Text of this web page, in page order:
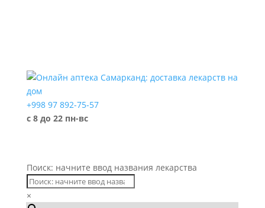
+998 97 892-75-57
с 8 до 22 пн-вс
Поиск: начните ввод названия лекарства
×